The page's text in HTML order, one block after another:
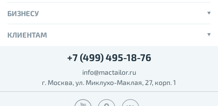
БИЗНЕСУ
КЛИЕНТАМ
+7 (499) 495-18-76
info@mactailor.ru
г. Москва, ул. Миклухо-Маклая, 27, корп. 1